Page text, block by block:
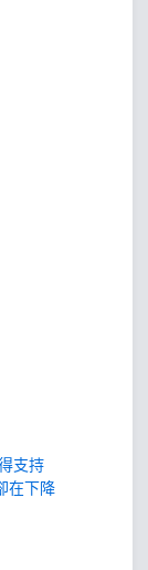
支持
在下降